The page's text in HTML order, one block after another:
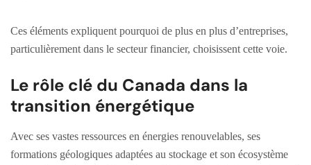
Ces éléments expliquent pourquoi de plus en plus d’entreprises,
particulièrement dans le secteur financier, choisissent cette voie.
Le rôle clé du Canada dans la
transition énergétique
Avec ses vastes ressources en énergies renouvelables, ses
formations géologiques adaptées au stockage et son écosystème